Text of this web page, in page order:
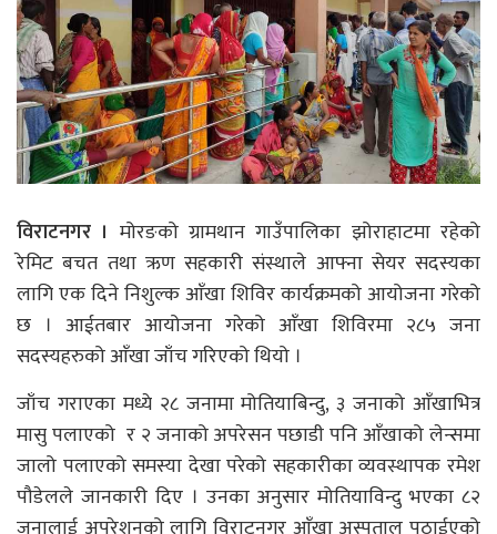
विराटनगर । मोरङको ग्रामथान गाउँपालिका झोराहाटमा रहेको
रेमिट बचत तथा ऋण सहकारी संस्थाले आफ्ना सेयर सदस्यका
लागि एक दिने निशुल्क आँखा शिविर कार्यक्रमको आयोजना गरेको
छ । आईतबार आयोजना गरेको आँखा शिविरमा २८५ जना
सदस्यहरुको आँखा जाँच गरिएको थियो ।
जाँच गराएका मध्ये २८ जनामा मोतियाबिन्दु, ३ जनाको आँखाभित्र
मासु पलाएको र २ जनाको अपरेसन पछाडी पनि आँखाको लेन्समा
जालो पलाएको समस्या देखा परेको सहकारीका व्यवस्थापक रमेश
पौडेलले जानकारी दिए । उनका अनुसार मोतियाविन्दु भएका ८२